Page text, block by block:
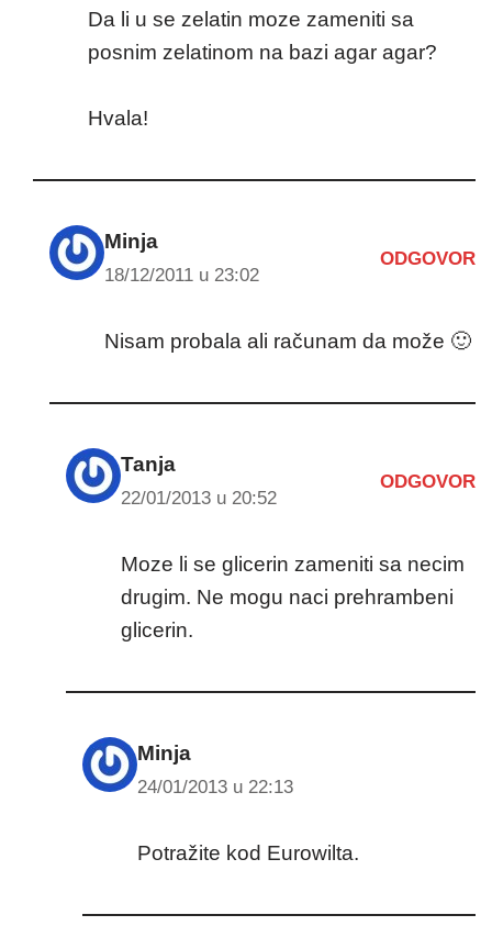
Da li u se zelatin moze zameniti sa
posnim zelatinom na bazi agar agar?
Hvala!
Minja
18/12/2011 u 23:02
ODGOVOR
Nisam probala ali računam da može 🙂
Tanja
22/01/2013 u 20:52
ODGOVOR
Moze li se glicerin zameniti sa necim
drugim. Ne mogu naci prehrambeni
glicerin.
Minja
24/01/2013 u 22:13
Potražite kod Eurowilta.